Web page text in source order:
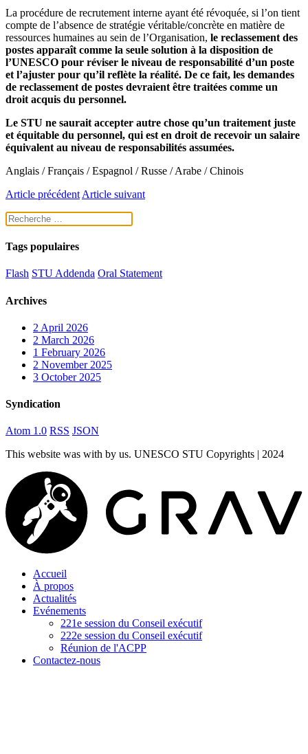
La procédure de recrutement interne ayant été révoquée, si l’on tient
compte de l’absence de stratégie véritable/concrète en matière de
ressources humaines au sein de l’Organisation, le reclassement des
postes apparaît comme la seule solution à la disposition de
l’UNESCO pour réviser le niveau de responsabilité d’un poste
et l’ajuster pour qu’il reflète la réalité. De ce fait, les demandes
de reclassement de postes devraient être traitées comme un
droit acquis du personnel.
Le STU ne saurait accepter autre chose qu’un traitement juste
et équitable du personnel, qui est en droit de recevoir un salaire
équivalent au niveau de responsabilités assumées.
Anglais / Français / Espagnol / Russe / Arabe / Chinois
Article précédent Article suivant
Tags populaires
Flash STU Addenda Oral Statement
Archives
2 April 2026
2 March 2026
1 February 2026
2 November 2025
3 October 2025
Syndication
Atom 1.0 RSS JSON
This website was with by us. UNESCO STU Copyrights | 2024
Accueil
À propos
Actualités
Evénements
221e session du Conseil exécutif
222e session du Conseil exécutif
Réunion de l'ACPP
Contactez-nous